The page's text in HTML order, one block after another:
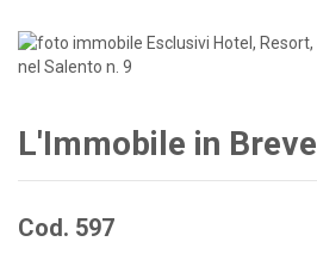
L'Immobile in Breve
Cod. 597